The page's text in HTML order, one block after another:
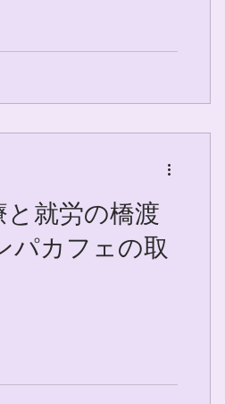
と就労の橋渡
パカフェの取